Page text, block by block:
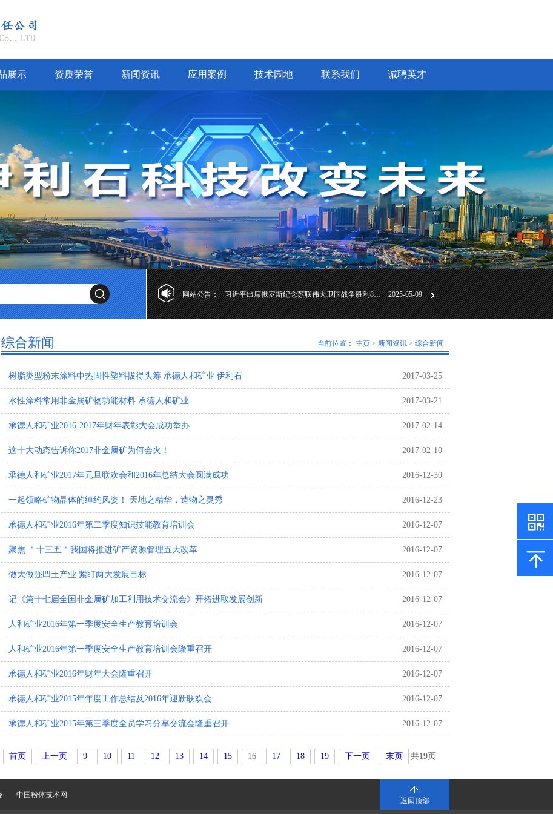
展示 资质荣誉 新闻资讯 应用案例 技术园地 联系我们 诚聘英才
网站公告： 习近平出席俄罗斯纪念苏联伟大卫国战争胜利80周年庆典 2025-05-09
李强主持召开国务院第八次全体会 2025-03-29
综合新闻 当前位置： 主页 > 新闻资讯 > 综合新闻
树脂类型粉末涂料中热固性塑料拔得头筹 承德人和矿业 伊利石 2017-03-25
水性涂料常用非金属矿物功能材料 承德人和矿业 2017-03-21
承德人和矿业2016-2017年财年表彰大会成功举办 2017-02-14
这十大动态告诉你2017非金属矿为何会火！ 2017-02-10
承德人和矿业2017年元旦联欢会和2016年总结大会圆满成功 2016-12-30
一起领略矿物晶体的绰约风姿！ 天地之精华，造物之灵秀 2016-12-23
承德人和矿业2016年第二季度知识技能教育培训会 2016-12-07
聚焦 ＂十三五＂我国将推进矿产资源管理五大改革 2016-12-07
做大做强凹土产业 紧盯两大发展目标 2016-12-07
记《第十七届全国非金属矿加工利用技术交流会》开拓进取发展创新 2016-12-07
人和矿业2016年第一季度安全生产教育培训会 2016-12-07
人和矿业2016年第一季度安全生产教育培训会隆重召开 2016-12-07
承德人和矿业2016年财年大会隆重召开 2016-12-07
承德人和矿业2015年年度工作总结及2016年迎新联欢会 2016-12-07
承德人和矿业2015年第三季度全员学习分享交流会隆重召开 2016-12-07
首页 上一页 9 10 11 12 13 14 15 16 17 18 19 下一页 末页 共19页
中国粉体技术网
返回顶部